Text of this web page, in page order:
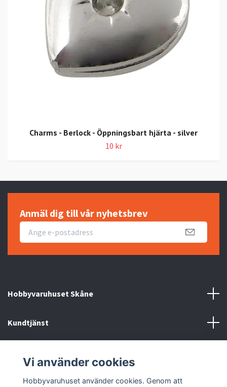
Charms - Berlock - Öppningsbart hjärta - silver
10 kr
Anmäl dig till vår nyhetsbrev
Hobbyvaruhuset Skåne
Kundtjänst
Sociala medier
Vi använder cookies
Hobbyvaruhuset använder cookies. Genom att